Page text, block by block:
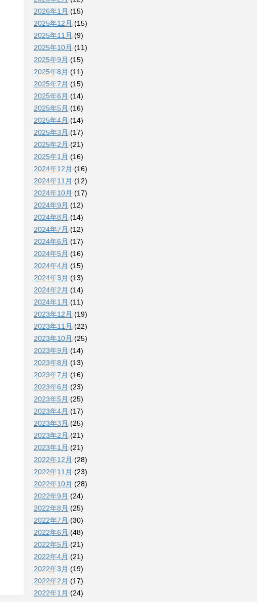
2026年1月 (15)
2025年12月 (15)
2025年11月 (9)
2025年10月 (11)
2025年9月 (15)
2025年8月 (11)
2025年7月 (15)
2025年6月 (14)
2025年5月 (16)
2025年4月 (14)
2025年3月 (17)
2025年2月 (21)
2025年1月 (16)
2024年12月 (16)
2024年11月 (12)
2024年10月 (17)
2024年9月 (12)
2024年8月 (14)
2024年7月 (12)
2024年6月 (17)
2024年5月 (16)
2024年4月 (15)
2024年3月 (13)
2024年2月 (14)
2024年1月 (11)
2023年12月 (19)
2023年11月 (22)
2023年10月 (25)
2023年9月 (14)
2023年8月 (13)
2023年7月 (16)
2023年6月 (23)
2023年5月 (25)
2023年4月 (17)
2023年3月 (25)
2023年2月 (21)
2023年1月 (21)
2022年12月 (28)
2022年11月 (23)
2022年10月 (28)
2022年9月 (24)
2022年8月 (25)
2022年7月 (30)
2022年6月 (48)
2022年5月 (21)
2022年4月 (21)
2022年3月 (19)
2022年2月 (17)
2022年1月 (24)